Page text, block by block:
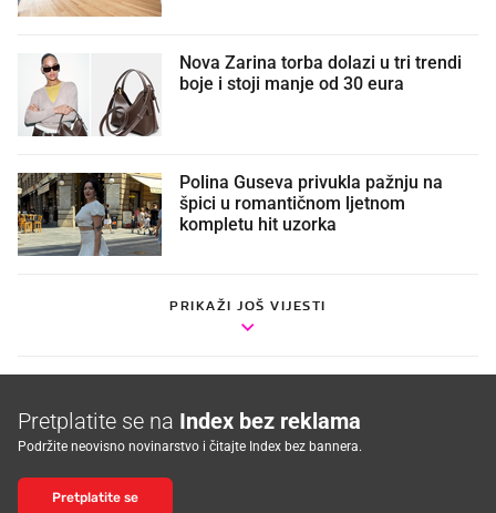
Nova Zarina torba dolazi u tri trendi
boje i stoji manje od 30 eura
Polina Guseva privukla pažnju na
špici u romantičnom ljetnom
kompletu hit uzorka
PRIKAŽI JOŠ VIJESTI
Pretplatite se na Index bez reklama
Podržite neovisno novinarstvo i čitajte Index bez bannera.
Pretplatite se